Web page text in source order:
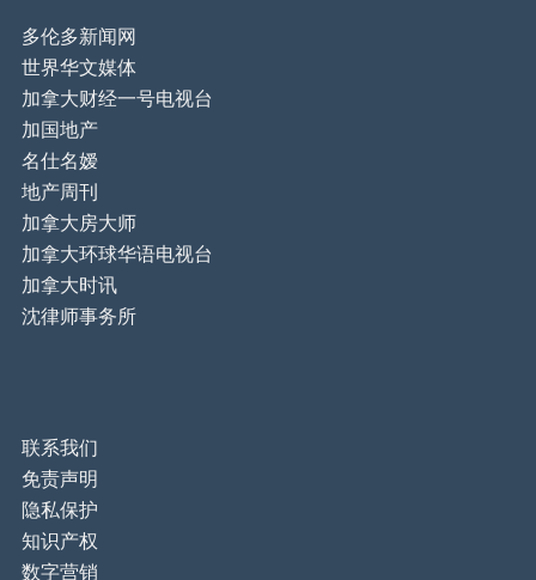
多伦多新闻网
世界华文媒体
加拿大财经一号电视台
加国地产
名仕名嫒
地产周刊
加拿大房大师
加拿大环球华语电视台
加拿大时讯
沈律师事务所
联系我们
免责声明
隐私保护
知识产权
数字营销